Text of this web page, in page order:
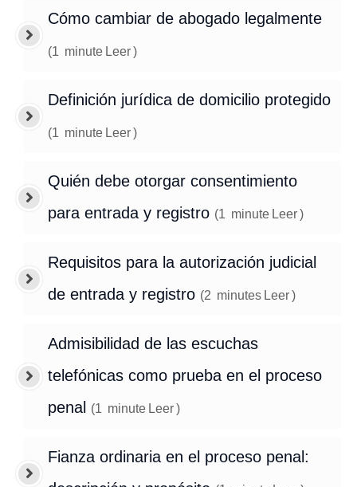
Cómo cambiar de abogado legalmente
(1 minute Leer)
Definición jurídica de domicilio protegido
(1 minute Leer)
Quién debe otorgar consentimiento
para entrada y registro (1 minute Leer)
Requisitos para la autorización judicial
de entrada y registro (2 minutes Leer)
Admisibilidad de las escuchas
telefónicas como prueba en el proceso
penal
(1 minute Leer)
Fianza ordinaria en el proceso penal: